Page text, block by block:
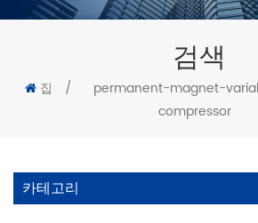
검색
집 /
permanent-magnet-
compressor
카테고리